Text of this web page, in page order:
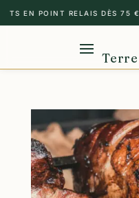
EN POINT RELAIS DÈS 75 €
Terre